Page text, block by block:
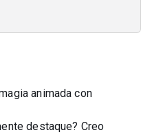
animada con
destaque? Creo